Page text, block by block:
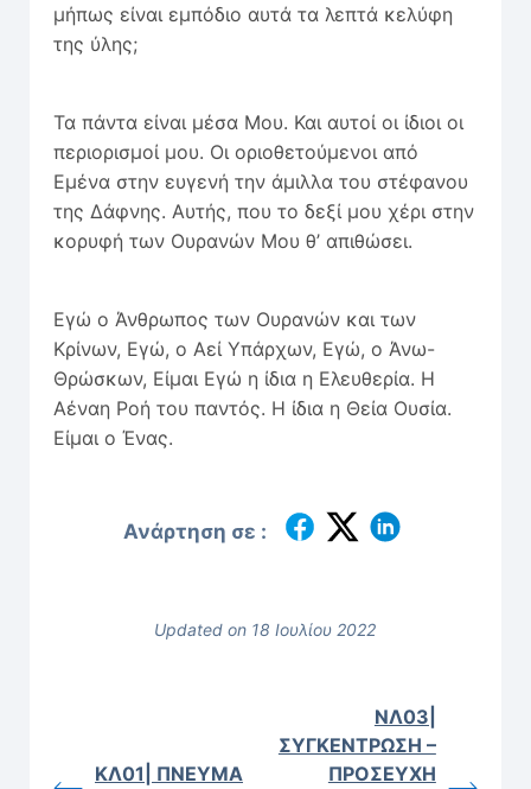
μήπως είναι εμπόδιο αυτά τα λεπτά κελύφη
της ύλης;
Τα πάντα είναι μέσα Μου. Και αυτοί οι ίδιοι οι
περιορι­σμοί μου. Οι οριοθετούμενοι από
Εμένα στην ευγενή την άμιλλα του στέφανου
της Δάφνης. Αυτής, που το δεξί μου χέρι στην
κορυφή των Ουρανών Μου θ’ απιθώσει.
Εγώ ο Άνθρωπος των Ουρανών και των
Κρίνων, Εγώ, ο Αεί Υπάρχων, Εγώ, ο Άνω-
Θρώσκων, Είμαι Εγώ η ίδια η Ελευθερία. Η
Αέναη Ροή του παντός. Η ίδια η Θεία Ουσία.
Είμαι ο Ένας.
Ανάρτηση σε :
Updated on 18 Ιουλίου 2022
ΚΛ01| ΠΝΕΥΜΑ
ΝΛ03|
ΣΥΓΚΕΝΤΡΩΣΗ –
ΠΡΟΣΕΥΧΗ